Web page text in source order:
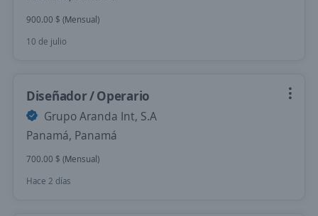
900.00 $ (Mensual)
10 de julio
Diseñador / Operario
Grupo Aranda Int, S.A
Panamá, Panamá
700.00 $ (Mensual)
Hace 2 días